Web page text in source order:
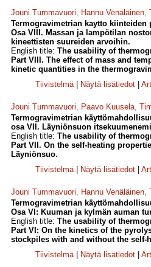
Jouni Tummavuori, Hannu Venäläinen,
Termogravimetrian kaytto
Osa VIII. Massan ja lampötilan
kineettisten suureiden arvoihin.
English title: The usability of
Part VIII. The effect of mass and
kinetic quantities in the
Tiivistelmä| Näytä lisätiedot
Jouni Tummavuori, Paavo Kuusela,
Termogravimetrian
osa VII. Läyniönsuon
English title: The usability of
Part VII. On the self-heating
Läyniönsuo.
Tiivistelmä| Näytä lisätiedot
Jouni Tummavuori, Hannu Venäläinen,
Termogravimetrian
Osa VI: Kuuman ja kylmän auman
English title: The usability of
Part VI: On the kinetics of the
stockpiles with and without the self-
Tiivistelmä| Näytä lisätiedot